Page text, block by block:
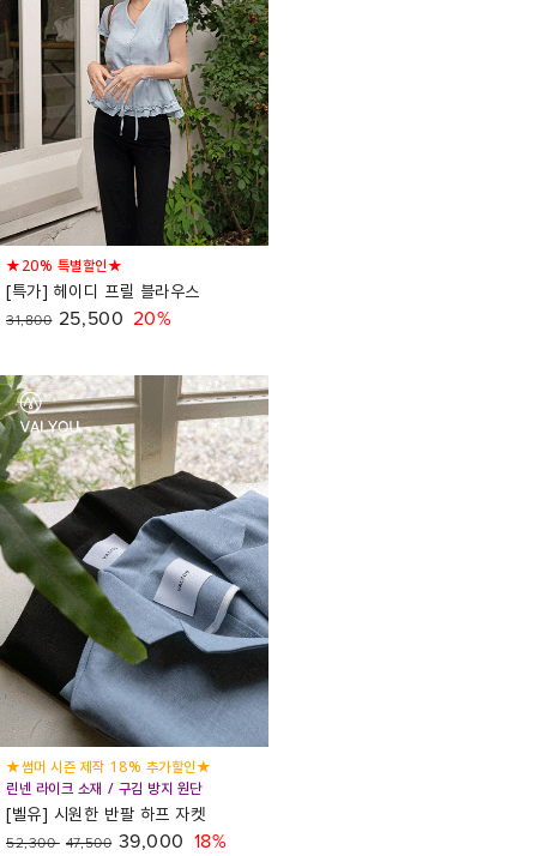
★20% 특별할인★
[특가] 헤이디 프릴 블라우스
31,800 25,500 20%
★썸머 시즌 제작 18% 추가할인★
린넨 라이크 소재 / 구김 방지 원단
[벨유] 시원한 반팔 하프 자켓
52,300 47,500 39,000 18%